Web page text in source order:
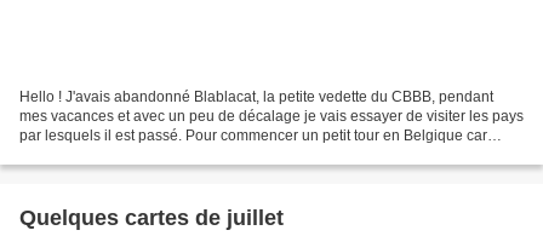
Hello ! J'avais abandonné Blablacat, la petite vedette du CBBB, pendant
mes vacances et avec un peu de décalage je vais essayer de visiter les pays
par lesquels il est passé. Pour commencer un petit tour en Belgique car
Quelques cartes de juillet